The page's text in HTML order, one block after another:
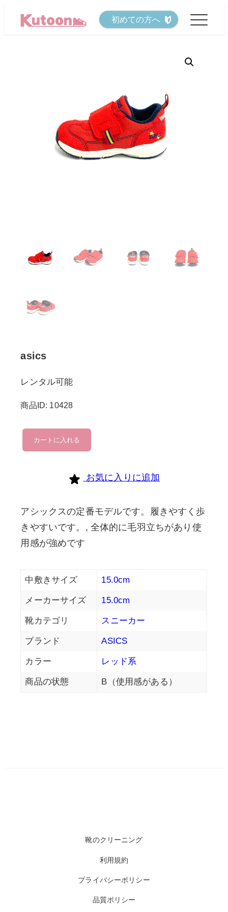
初めての方へ
asics
レンタル可能
商品ID: 10428
asics
個
カートに入れる
お気に入りに追加
アシックスの定番モデルです。履きやすく歩
きやすいです。, 全体的に毛羽立ちがあり使
用感が強めです
中敷きサイズ 15.0cm
メーカーサイズ 15.0cm
靴カテゴリ スニーカー
ブランド ASICS
カラー レッド系
商品の状態 B（使用感がある）
靴のクリーニング
利用規約
プライバシーポリシー
品質ポリシー